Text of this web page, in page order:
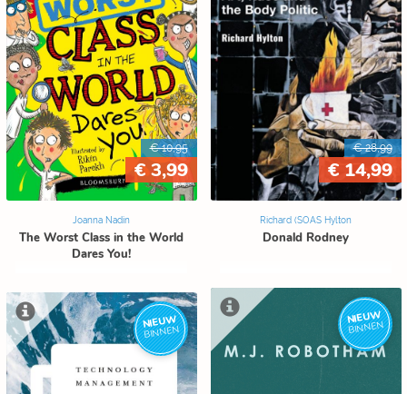
€ 10,95
€ 3,99
Joanna Nadin
The Worst Class in the World
Dares You!
€ 28,99
€ 14,99
Richard (SOAS Hylton
Donald Rodney
NIEUW
BINNEN
NIEUW
BINNEN